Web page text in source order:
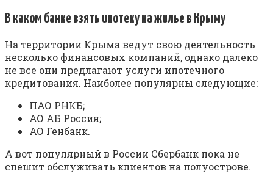
В каком банке взять ипотеку на жилье в Крыму
На территории Крыма ведут свою деятельность
несколько финансовых компаний, однако далеко
не все они предлагают услуги ипотечного
кредитования. Наиболее популярны следующие:
ПАО РНКБ;
АО АБ Россия;
АО Генбанк.
А вот популярный в России Сбербанк пока не
спешит обслуживать клиентов на полуострове.